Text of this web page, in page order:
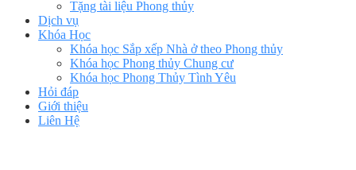
Tặng tài liệu Phong thủy
Dịch vụ
Khóa Học
Khóa học Sắp xếp Nhà ở theo Phong thủy
Khóa học Phong thủy Chung cư
Khóa học Phong Thủy Tình Yêu
Hỏi đáp
Giới thiệu
Liên Hệ